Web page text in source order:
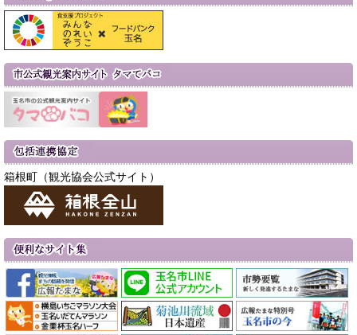
箱根町（観光協会公式サイト）